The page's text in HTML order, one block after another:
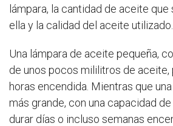
lámpara, la cantidad de aceite
ella y la calidad del aceite utilizado.
Una lámpara de aceite pequeña,
de unos pocos mililitros de aceite,
horas encendida. Mientras que
más grande, con una capacidad
durar días o incluso semanas